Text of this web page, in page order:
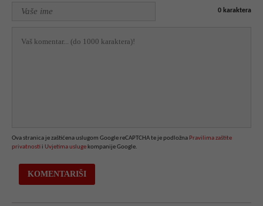
0 karaktera
Ova stranica je zaštićena uslugom Google reCAPTCHA te je podložna Pravilima zaštite
privatnosti i Uvjetima usluge kompanije Google.